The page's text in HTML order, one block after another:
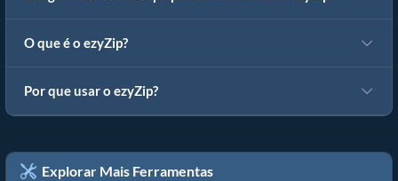
O que é o ezyZip?
Por que usar o ezyZip?
Explorar Mais Ferramentas